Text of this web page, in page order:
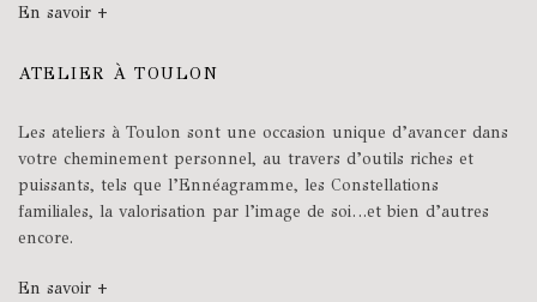
En savoir +
ATELIER À TOULON
Les ateliers à Toulon sont une occasion unique d’avancer dans
votre cheminement personnel, au travers d’outils riches et
puissants, tels que l’Ennéagramme, les Constellations
familiales, la valorisation par l’image de soi…et bien d’autres
encore.
En savoir +